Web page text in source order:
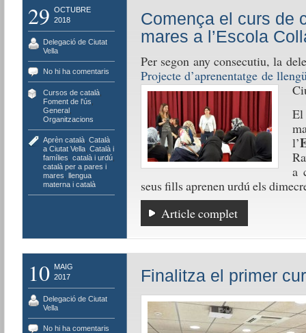
29 OCTUBRE
2018
Delegació de Ciutat
Vella
No hi ha comentaris
Cursos de català,
Foment de l'ús
General,
Organitzacions
Aprèn català, Català
a Ciutat Vella, Català i
famílies català i urdú,
català per a pares i
mares llengua
materna i català
Comença el curs de
mares a l’Escola
Per segon any consecutiu, la
Projecte d’aprenentatge de
El
l’
a
seus fills aprenen urdú els
Article complet
10
MAIG
2017
Delegació de Ciutat
Vella
No hi ha comentaris
Finalitza el primer